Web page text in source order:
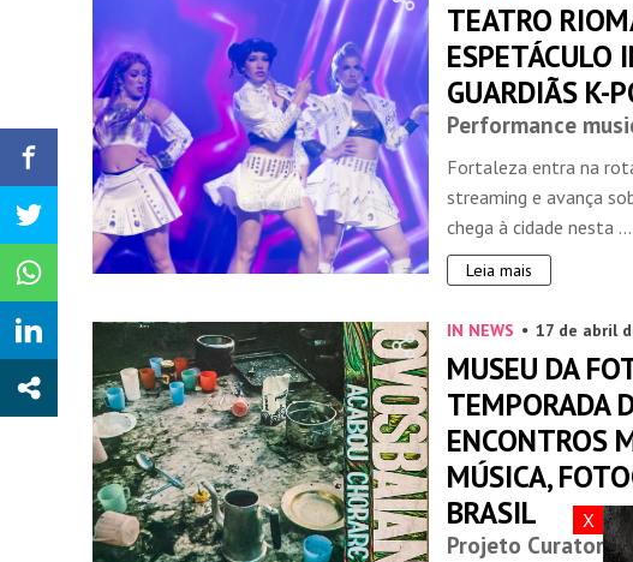
TEATRO
ESPETÁCULO
GUARDIÃS K-
Performance
Fortaleza entra na
streaming e avança
chega à cidade nesta ...
Leia mais
IN NEWS 17 de abril
MUSEU DA
TEMPORADA
ENCONTROS
MÚSICA,
BRASIL
Projeto Curatorial
X